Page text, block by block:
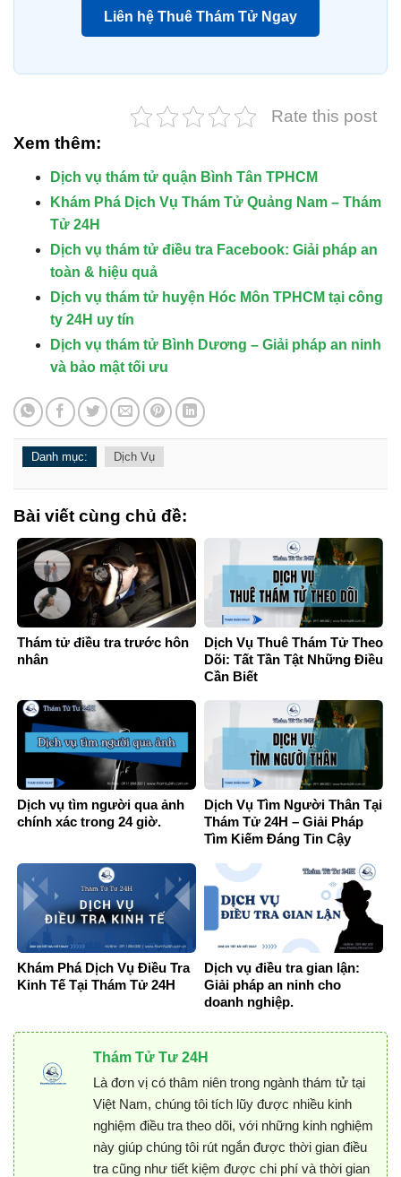
Liên hệ Thuê Thám Tử Ngay
Rate this post
Xem thêm:
Dịch vụ thám tử quận Bình Tân TPHCM
Khám Phá Dịch Vụ Thám Tử Quảng Nam – Thám
Tử 24H
Dịch vụ thám tử điều tra Facebook: Giải pháp an
toàn & hiệu quả
Dịch vụ thám tử huyện Hóc Môn TPHCM tại công
ty 24H uy tín
Dịch vụ thám tử Bình Dương – Giải pháp an ninh
và bảo mật tối ưu
Danh mục: Dịch Vụ
Bài viết cùng chủ đề:
Thám tử điều tra trước hôn
nhân
Dịch Vụ Thuê Thám Tử Theo
Dõi: Tất Tần Tật Những Điều
Cần Biết
Dịch vụ tìm người qua ảnh
chính xác trong 24 giờ.
Dịch Vụ Tìm Người Thân Tại
Thám Tử 24H – Giải Pháp
Tìm Kiếm Đáng Tin Cậy
Khám Phá Dịch Vụ Điều Tra
Kinh Tế Tại Thám Tử 24H
Dịch vụ điều tra gian lận:
Giải pháp an ninh cho
doanh nghiệp.
Thám Tử Tư 24H
Là đơn vị có thâm niên trong ngành thám tử tại
Việt Nam, chúng tôi tích lũy được nhiều kinh
nghiệm điều tra theo dõi, với những kinh nghiệm
này giúp chúng tôi rút ngắn được thời gian điều
tra cũng như tiết kiệm được chi phí và thời gian